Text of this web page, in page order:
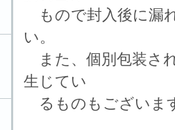
もので封入後に漏
い。
また、個別包装さ
生じてい
るものもございま